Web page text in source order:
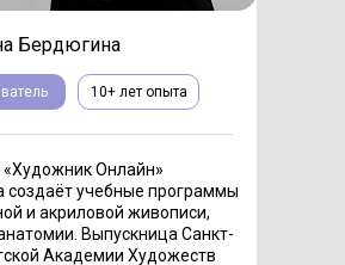
10+ лет опыта
Бердюгина
«Художник Онлайн»
создаёт учебные программы
и акриловой живописи,
Выпускница Санкт-
Академии Художеств